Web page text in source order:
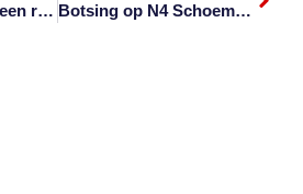
Sonop gaan Bos teen rommel Botsing op N4 Schoemanskloof eis lewe